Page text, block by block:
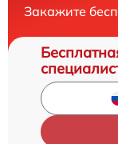
Закажите